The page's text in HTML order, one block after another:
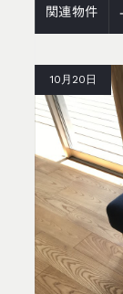
関連物件 -
10月20日